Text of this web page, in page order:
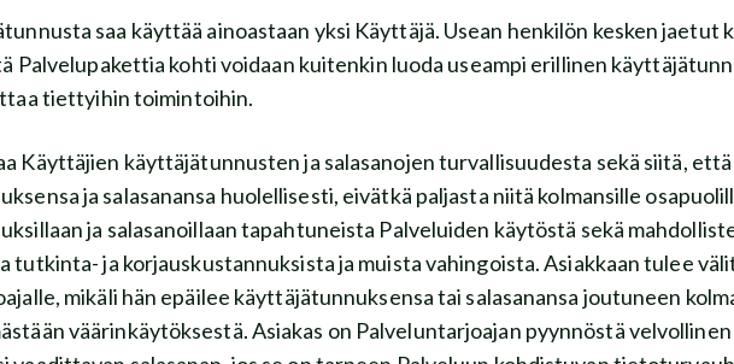
saa käyttää ainoastaan yksi Käyttäjä. Usean henkilön kesken
Palvelupakettia kohti voidaan kuitenkin luoda useampi erillinen
tiettyihin toimintoihin.
Käyttäjien käyttäjätunnusten ja salasanojen turvallisuudesta sekä siitä,
ja salasanansa huolellisesti, eivätkä paljasta niitä kolmansille
ja salasanoillaan tapahtuneista Palveluiden käytöstä sekä
tutkinta- ja korjauskustannuksista ja muista vahingoista. Asiakkaan tulee
mikäli hän epäilee käyttäjätunnuksensa tai salasanansa joutuneen
väärinkäytöksestä. Asiakas on Palveluntarjoajan pyynnöstä